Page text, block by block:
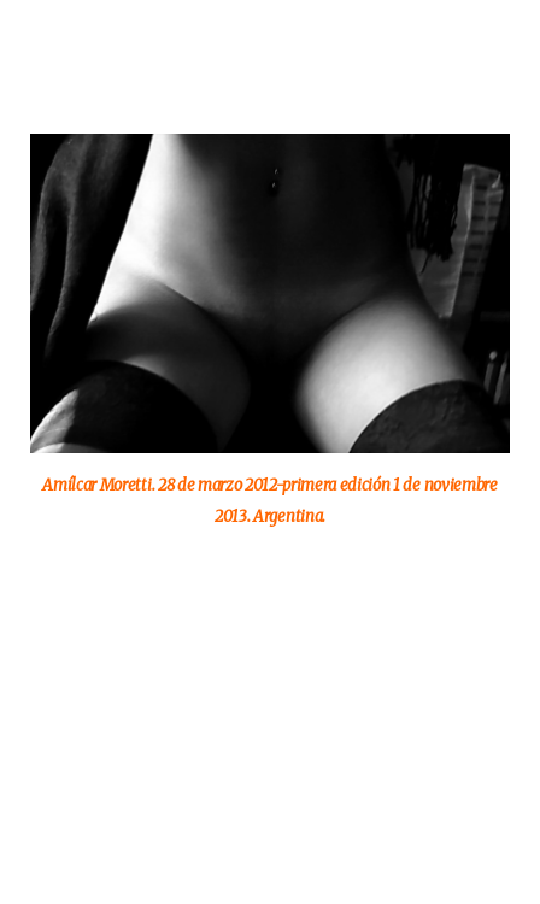
Amílcar Moretti. 28 de marzo 2012-primera edición 1 de noviembre
2013. Argentina.